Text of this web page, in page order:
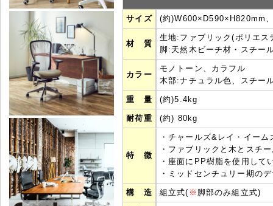
サイズ (約)W600×D590×H820mm
材 質
生地:ファブリック(ポリエ
脚:天然木ビーチ材・スチー
カラー
モノトーン、カラフル
木部:ナチュラル色、スチー
重 量 (約)5.4kg
耐荷重 (約) 80kg
特 徴
・チャールズ&レイ・イー
・ファブリックと木とスチ
・座面にPP樹脂を使用して
・ミッドセンチュリー期の
構 造 組立式( ※ 脚部のみ組立式)